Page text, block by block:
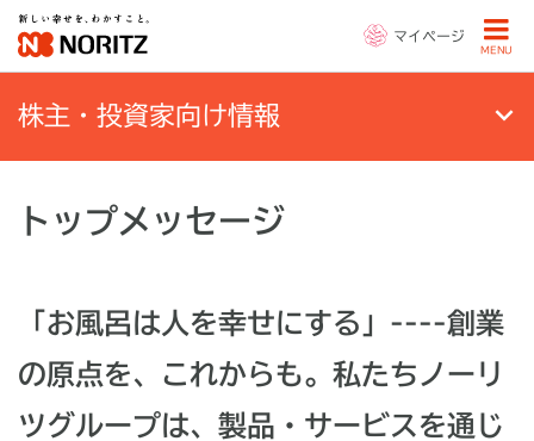
マイページ
MENU
株主・投資家向け情報
トップメッセージ
「お風呂は人を幸せにする」----創業
の原点を、これからも。 私たちノーリ
ツグループは、製品・サービスを通じ